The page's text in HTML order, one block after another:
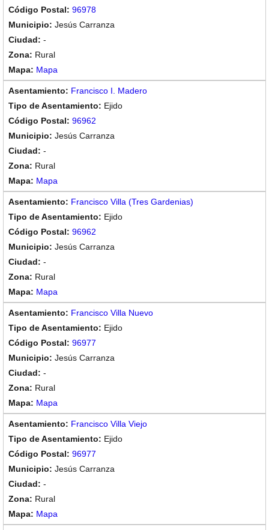
96978
Jesús Carranza
-
Rural
Mapa
Francisco I. Madero
Ejido
96962
Jesús Carranza
-
Rural
Mapa
Francisco Villa (Tres Gardenias)
Ejido
96962
Jesús Carranza
-
Rural
Mapa
Francisco Villa Nuevo
Ejido
96977
Jesús Carranza
-
Rural
Mapa
Francisco Villa Viejo
Ejido
96977
Jesús Carranza
-
Rural
Mapa